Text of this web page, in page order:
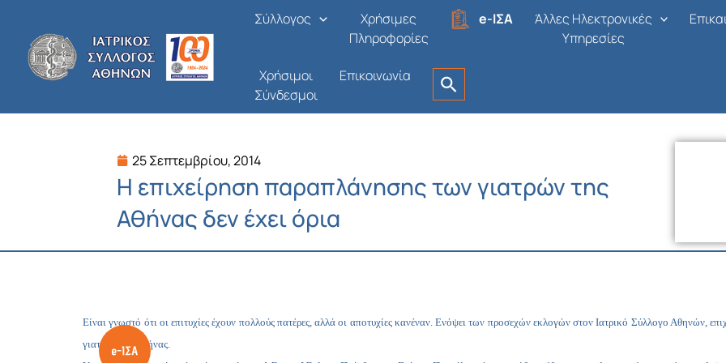
περιεχόμενο
Σύλλογος
Χρήσιμες
Πληροφορίες
e-ΙΣΑ
Άλλες Ηλεκτρονικές
Υπηρεσίες
Χρήσιμοι
Σύνδεσμοι
Επικοινωνία
25 Σεπτεμβρίου, 2014
Η επιχείρηση παραπλάνησης των γιατρών της
Αθήνας δεν έχει όρια
Είναι γνωστό ότι οι επιτυχίες έχουν πολλούς πατέρες, αλλά οι αποτυχίες κανέναν. Ενόψει των προσεχών εκλογών στον Ιατρικό Σύλλογο Αθηνών,
γιατρών της Αθήνας.